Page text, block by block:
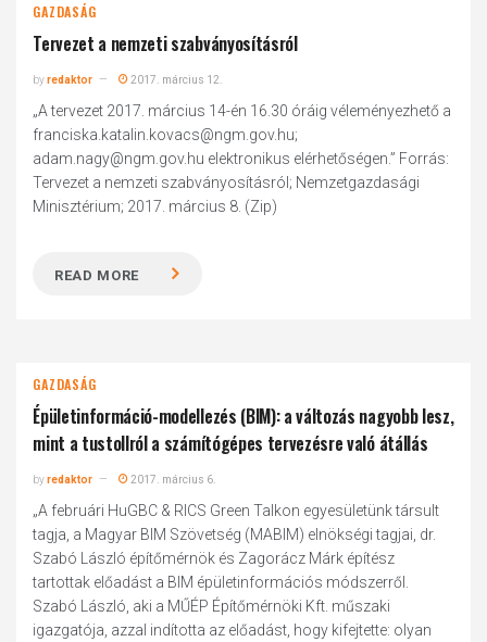
GAZDASÁG
Tervezet a nemzeti szabványosításról
byredaktor 2017. március 12.
„A tervezet 2017. március 14-én 16.30 óráig véleményezhető a
franciska.katalin.kovacs@ngm.gov.hu;
adam.nagy@ngm.gov.hu elektronikus elérhetőségen.” Forrás:
Tervezet a nemzeti szabványosításról; Nemzetgazdasági
Minisztérium; 2017. március 8. (Zip)
READ MORE
GAZDASÁG
Épületinformáció-modellezés (BIM): a változás nagyobb lesz,
mint a tustollról a számítógépes tervezésre való átállás
byredaktor 2017. március 6.
„A februári HuGBC & RICS Green Talkon egyesületünk társult
tagja, a Magyar BIM Szövetség (MABIM) elnökségi tagjai, dr.
Szabó László építőmérnök és Zagorácz Márk építész
tartottak előadást a BIM épületinformációs módszerről.
Szabó László, aki a MŰÉP Építőmérnöki Kft. műszaki
igazgatója, azzal indította az előadást, hogy kifejtette: olyan